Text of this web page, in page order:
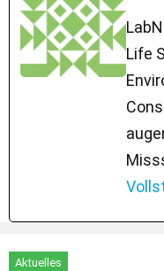
Life
Aktuelles